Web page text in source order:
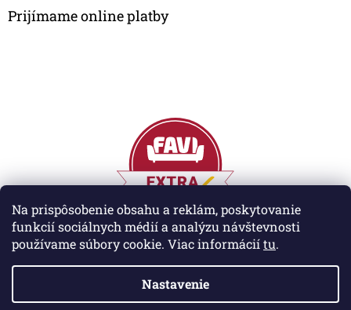
Na prispôsobenie obsahu a reklám, poskytovanie
funkcií sociálnych médií a analýzu návštevnosti
používame súbory cookie. Viac informáciítu.
Nastavenie
Prijímame online platby